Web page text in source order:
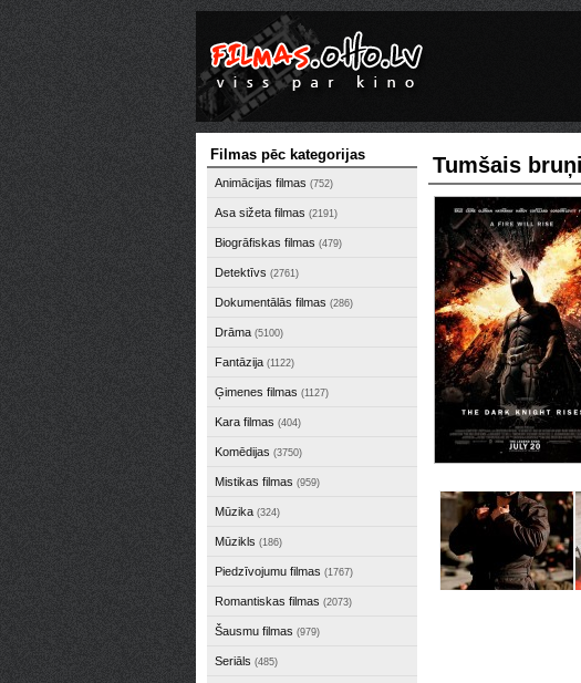
Filmas pēc kategorijas
Animācijas filmas (752)
Asa sižeta filmas (2191)
Biogrāfiskas filmas (479)
Detektīvs (2761)
Dokumentālās filmas (286)
Drāma (5100)
Fantāzija (1122)
Ģimenes filmas (1127)
Kara filmas (404)
Komēdijas (3750)
Mistikas filmas (959)
Mūzika (324)
Mūzikls (186)
Piedzīvojumu filmas (1767)
Romantiskas filmas (2073)
Šausmu filmas (979)
Seriāls (485)
Tumšais